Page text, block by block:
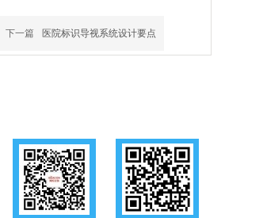
下一篇 医院标识导视系统设计要点